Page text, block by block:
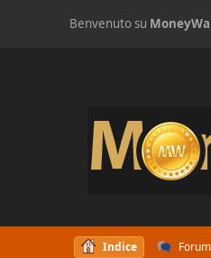
Benvenuto su
Indice Forum